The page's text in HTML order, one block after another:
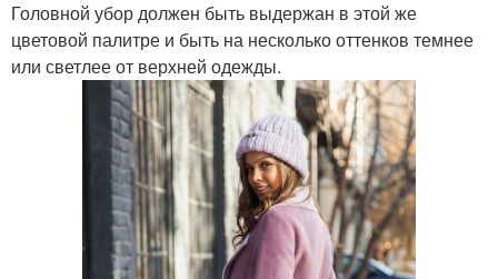
Головной убор должен быть выдержан в этой же
цветовой палитре и быть на несколько оттенков темнее
или светлее от верхней одежды.